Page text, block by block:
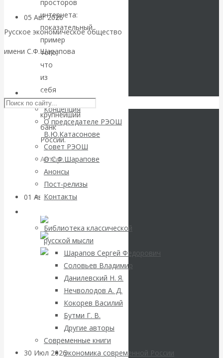
Русское экономическое общество
имени С.Ф.Шарапова
Skip to content
РЭОШ
Концепция
О председателе РЭОШ
В.Ю.Катасонове
Совет РЭОШ
О С.Ф.Шарапове
Анонсы
Пост-релизы
Контакты
Библиотека классической
русской мысли
Шарапов Сергей Федорович
Соловьев Владимир
Данилевский Н. Я.
Нечволодов А. Д.
Кокорев Василий
Бутми Г. В.
Другие авторы
Современные книги
Экономика современной России
05 Авг 2026Деньги
Валентин
Катасонов. Еще
раз на тему
блокировки
банковских
счетов
01 Авг 2026Геополитика
ВАлентин
Катасонов.
Саммит НАТО в
Турции: Drang
nach Osten
30 Июл 2026Банки
просторов
интернета:
показательный
пример
того,
что
из
себя
представляет
крупнейший
банк
России.
Автор:
Редакция
сайта
Читать